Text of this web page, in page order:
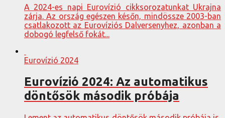
A 2024-es napi Eurovízió cikksorozatunkat Ukrajna
zárja. Az ország egészen későn, mindössze 2003-ban
csatlakozott az Eurovíziós Dalversenyhez, azonban a
dobogó legfelső fokát...
Eurovízió 2024
Eurovízió 2024: Az automatikus
döntősök második próbája